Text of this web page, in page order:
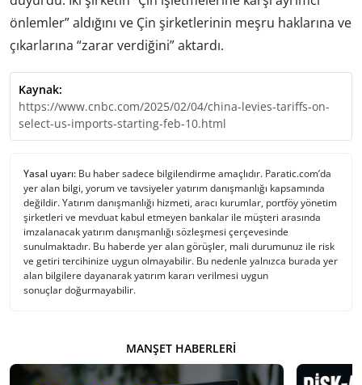
önlemler” aldığını ve Çin şirketlerinin meşru haklarına ve
çıkarlarına “zarar verdiğini” aktardı.
Kaynak:
https://www.cnbc.com/2025/02/04/china-levies-tariffs-on-
select-us-imports-starting-feb-10.html
Yasal uyarı: Bu haber sadece bilgilendirme amaçlıdır. Paratic.com’da
yer alan bilgi, yorum ve tavsiyeler yatırım danışmanlığı kapsamında
değildir. Yatırım danışmanlığı hizmeti, aracı kurumlar, portföy yönetim
şirketleri ve mevduat kabul etmeyen bankalar ile müşteri arasında
imzalanacak yatırım danışmanlığı sözleşmesi çerçevesinde
sunulmaktadır. Bu haberde yer alan görüşler, mali durumunuz ile risk
ve getiri tercihinize uygun olmayabilir. Bu nedenle yalnızca burada yer
alan bilgilere dayanarak yatırım kararı verilmesi uygun
sonuçlar doğurmayabilir.
MANŞET HABERLERI